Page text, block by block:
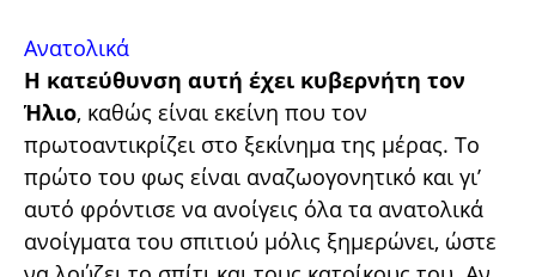
Ανατολικά
Η κατεύθυνση αυτή έχει κυβερνήτη τον
Ήλιο, καθώς είναι εκείνη που τον
πρωτοαντικρίζει στο ξεκίνημα της μέρας. Το
πρώτο του φως είναι αναζωογονητικό και γι’
αυτό φρόντισε να ανοίγεις όλα τα ανατολικά
ανοίγματα του σπιτιού μόλις ξημερώνει, ώστε